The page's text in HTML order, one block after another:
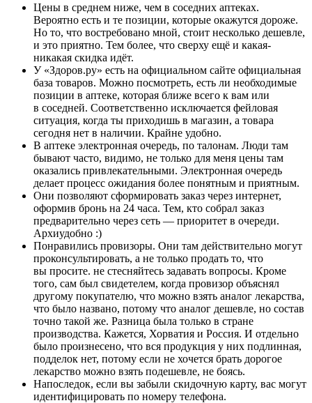
Цены в среднем ниже, чем в соседних аптеках.
Вероятно есть и те позиции, которые окажутся дороже.
Но то, что востребовано мной, стоит несколько дешевле,
и это приятно. Тем более, что сверху ещё и какая-
никакая скидка идёт.
У «Здоров.ру» есть на официальном сайте официальная
база товаров. Можно посмотреть, есть ли необходимые
позиции в аптеке, которая ближе всего к вам или
в соседней. Соответственно исключается фейловая
ситуация, когда ты приходишь в магазин, а товара
сегодня нет в наличии. Крайне удобно.
В аптеке электронная очередь, по талонам. Люди там
бывают часто, видимо, не только для меня цены там
оказались привлекательными. Электронная очередь
делает процесс ожидания более понятным и приятным.
Они позволяют сформировать заказ через интернет,
оформив бронь на 24 часа. Тем, кто собрал заказ
предварительно через сеть — приоритет в очереди.
Архиудобно :)
Понравились провизоры. Они там действительно могут
проконсультировать, а не только продать то, что
вы просите. не стесняйтесь задавать вопросы. Кроме
того, сам был свидетелем, когда провизор объяснял
другому покупателю, что можно взять аналог лекарства,
что было названо, потому что аналог дешевле, но состав
точно такой же. Разница была только в стране
производства. Кажется, Хорватия и Россия. И отдельно
было произнесено, что вся продукция у них подлинная,
подделок нет, потому если не хочется брать дорогое
лекарство можно взять подешевле, не боясь.
Напоследок, если вы забыли скидочную карту, вас могут
идентифицировать по номеру телефона.